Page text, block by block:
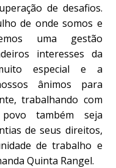
de desafios.
de onde somos e
uma gestão
interesses da
especial e a
ânimos para
trabalhando com
também seja
de seus direitos,
de trabalho e
Quinta Rangel.